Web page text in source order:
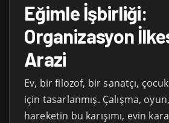
Eğimle İşbirliği:
Organizasyon
Arazi
Ev, bir filozof, bir sanatçı,
için tasarlanmış. Çalışma,
hareketin bu karışımı, evin